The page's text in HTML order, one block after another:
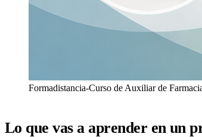
Formadistancia-Curso de Auxiliar de
Lo que vas a aprender en un